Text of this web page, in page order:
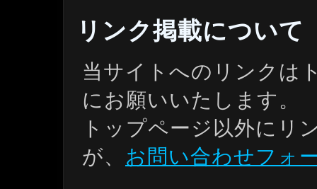
リンク掲載について
当サイトへのリンクは
にお願いいたします。
トップページ以外にリ
が、 お問い合わせフォ